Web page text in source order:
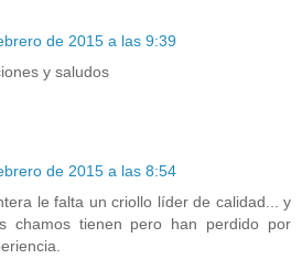
de 2015 a las 9:39
y saludos
de 2015 a las 8:54
le falta un criollo líder de calidad... y
chamos tienen pero han perdido por